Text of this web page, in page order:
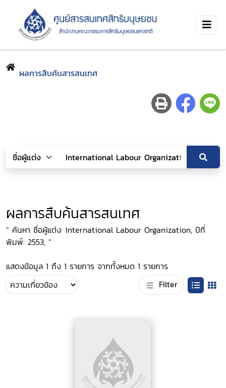
ผลการสืบค้นสารสนเทศ
ผลการสืบค้นสารสนเทศ
“ ค้นหา ชื่อผู้แต่ง: International Labour Organization, ปีที่
พิมพ์: 2553, ”
แสดงข้อมูล 1 ถึง 1 รายการ จากทั้งหมด 1 รายการ
Filter